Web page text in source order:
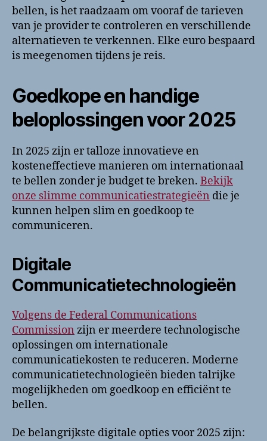
bellen, is het raadzaam om vooraf de tarieven
van je provider te controleren en verschillende
alternatieven te verkennen. Elke euro bespaard
is meegenomen tijdens je reis.
Goedkope en handige
beloplossingen voor 2025
In 2025 zijn er talloze innovatieve en
kosteneffectieve manieren om internationaal
te bellen zonder je budget te breken. Bekijk
onze slimme communicatiestrategieën die je
kunnen helpen slim en goedkoop te
communiceren.
Digitale
Communicatietechnologieën
Volgens de Federal Communications
Commission zijn er meerdere technologische
oplossingen om internationale
communicatiekosten te reduceren. Moderne
communicatietechnologieën bieden talrijke
mogelijkheden om goedkoop en efficiënt te
bellen.
De belangrijkste digitale opties voor 2025 zijn: